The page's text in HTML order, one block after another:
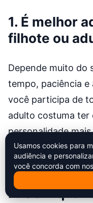
1. É melhor
filhote ou
Depende muito do
tempo, paciência
você participa de
adulto costuma ter
personalidade
entender se
“melhor” em
2. Com
Usamos cookies para
audiência e
você concorda com